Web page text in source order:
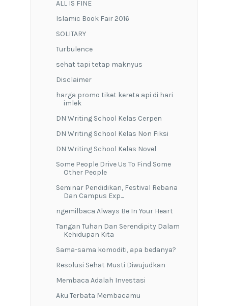
ALL IS FINE
Islamic Book Fair 2016
SOLITARY
Turbulence
sehat tapi tetap maknyus
Disclaimer
harga promo tiket kereta api di hari
imlek
DN Writing School Kelas Cerpen
DN Writing School Kelas Non Fiksi
DN Writing School Kelas Novel
Some People Drive Us To Find Some
Other People
Seminar Pendidikan, Festival Rebana
Dan Campus Exp...
ngemilbaca Always Be In Your Heart
Tangan Tuhan Dan Serendipity Dalam
Kehidupan Kita
Sama-sama komoditi, apa bedanya?
Resolusi Sehat Musti Diwujudkan
Membaca Adalah Investasi
Aku Terbata Membacamu